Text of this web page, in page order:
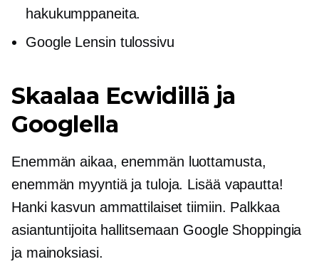
hakukumppaneita.
Google Lensin tulossivu
Skaalaa Ecwidillä ja
Googlella
Enemmän aikaa, enemmän luottamusta,
enemmän myyntiä ja tuloja. Lisää vapautta!
Hanki kasvun ammattilaiset tiimiin. Palkkaa
asiantuntijoita hallitsemaan Google Shoppingia
ja mainoksiasi.